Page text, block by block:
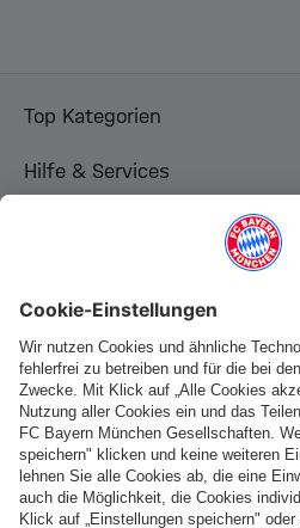
Top Kategorien
Hilfe & Services
Folge uns
Zahlung & Lieferung